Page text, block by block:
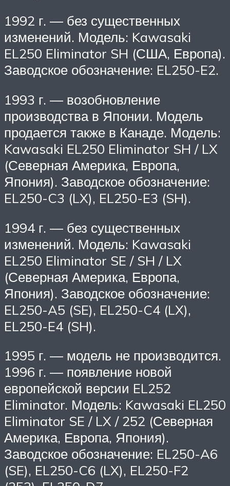
1992 г. — без существенных
изменений. Модель: Kawasaki
EL250 Eliminator SH (США, Европа).
Заводское обозначение: EL250-E2.
1993 г. — возобновление
производства в Японии. Модель
продается также в Канаде. Модель:
Kawasaki EL250 Eliminator SH / LX
(Северная Америка, Европа,
Япония). Заводское обозначение:
EL250-C3 (LX), EL250-E3 (SH).
1994 г. — без существенных
изменений. Модель: Kawasaki
EL250 Eliminator SE / SH / LX
(Северная Америка, Европа,
Япония). Заводское обозначение:
EL250-A5 (SE), EL250-C4 (LX),
EL250-E4 (SH).
1995 г. — модель не производится.
1996 г. — появление новой
европейской версии EL252
Eliminator. Модель: Kawasaki EL250
Eliminator SE / LX / 252 (Северная
Америка, Европа, Япония).
Заводское обозначение: EL250-A6
(SE), EL250-C6 (LX), EL250-F2